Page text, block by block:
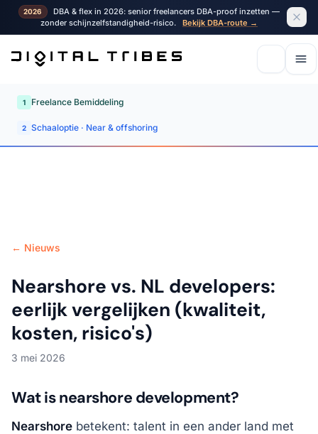
2026
DBA & flex in 2026: senior freelancers DBA-proof inzetten —
zonder schijnzelfstandigheid-risico.
Bekijk DBA-route →
1 Freelance Bemiddeling
2 Schaaloptie · Near & offshoring
← Nieuws
Nearshore vs. NL developers:
eerlijk vergelijken (kwaliteit,
kosten, risico's)
3 mei 2026
Wat is nearshore development?
Nearshore betekent: talent in een ander land met